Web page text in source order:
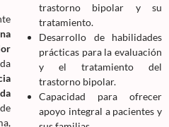
trastorno bipolar y su
tratamiento.
Desarrollo de habilidades
prácticas para la evaluación
y el tratamiento del
trastorno bipolar.
Capacidad para ofrecer
apoyo integral a pacientes y